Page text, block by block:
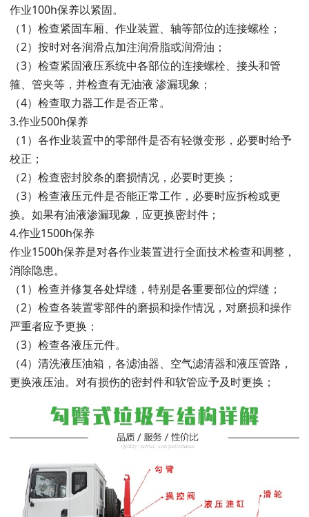
作业100h保养以紧固。
（1）检查紧固车厢、作业装置、轴等部位的连接螺栓；
（2）按时对各润滑点加注润滑脂或润滑油；
（3）检查紧固液压系统中各部位的连接螺栓、接头和管
箍、管夹等，并检查有无油液 渗漏现象；
（4）检查取力器工作是否正常。
3.作业500h保养
（1）各作业装置中的零部件是否有轻微变形，必要时给予
校正；
（2）检查密封胶条的磨损情况，必要时更换；
（3）检查液压元件是否能正常工作，必要时应拆检或更
换。如果有油液渗漏现象，应更换密封件；
4.作业1500h保养
作业1500h保养是对各作业装置进行全面技术检查和调整，
消除隐患。
（1）检查并修复各处焊缝，特别是各重要部位的焊缝；
（2）检查各装置零部件的磨损和操作情况，对磨损和操作
严重者应予更换；
（3）检查各液压元件。
（4）清洗液压油箱，各滤油器、空气滤清器和液压管路，
更换液压油。对有损伤的密封件和软管应予及时更换；